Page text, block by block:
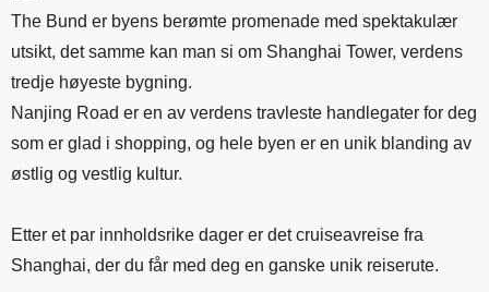
The Bund er byens berømte promenade med spektakulær
utsikt, det samme kan man si om Shanghai Tower, verdens
tredje høyeste bygning.
Nanjing Road er en av verdens travleste handlegater for deg
som er glad i shopping, og hele byen er en unik blanding av
østlig og vestlig kultur.
Etter et par innholdsrike dager er det cruiseavreise fra
Shanghai, der du får med deg en ganske unik reiserute.